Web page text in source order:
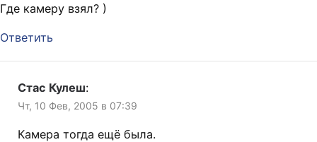
Где камеру взял? )
Ответить
Стас Кулеш:
Чт, 10 Фев, 2005 в 07:39
Камера тогда ещё была.